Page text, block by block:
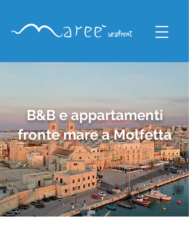
B&B e appartamenti
fronte mare a Molfetta